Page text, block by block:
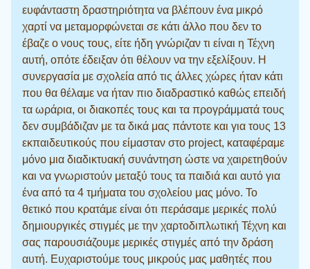
ευφάνταστη δραστηριότητα να βλέπουν ένα μικρό
χαρτί να μεταμορφώνεται σε κάτι άλλο που δεν το
έβαζε ο νους τους, είτε ήδη γνώριζαν τι είναι η Τέχνη
αυτή, οπότε έδειξαν ότι θέλουν να την εξελίξουν. Η
συνεργασία με σχολεία από τις άλλες χώρες ήταν κάτι
που θα θέλαμε να ήταν πιο διαδραστικό καθώς επειδή
τα ωράρια, οι διακοπές τους και τα προγράμματά τους
δεν συμβάδιζαν με τα δικά μας πάντοτε και για τους 13
εκπαιδευτικούς που είμασταν στο project, καταφέραμε
μόνο μια διαδικτυακή συνάντηση ώστε να χαιρετηθούν
και να γνωριστούν μεταξύ τους τα παιδιά και αυτό για
ένα από τα 4 τμήματα του σχολείου μας μόνο. Το
θετικό που κρατάμε είναι ότι περάσαμε μερικές πολύ
δημιουργικές στιγμές με την χαρτοδιπλωτική Τέχνη και
σας παρουσιάζουμε μερικές στιγμές από την δράση
αυτή. Ευχαριστούμε τους μικρούς μας μαθητές που